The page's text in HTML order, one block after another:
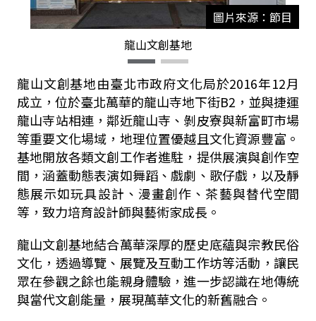
圖片來源：節目
龍山文創基地
龍山文創基地由臺北市政府文化局於2016年12月
成立，位於臺北萬華的龍山寺地下街B2 ，並與捷運
龍山寺站相連，鄰近龍山寺、剝皮寮與新富町市場
等重要文化場域，地理位置優越且文化資源豐富。
基地開放各類文創工作者進駐，提供展演與創作空
間，涵蓋動態表演如舞蹈、戲劇、歌仔戲，以及靜
態展示如玩具設計、漫畫創作、茶藝與替代空間
等，致力培育設計師與藝術家成長。
龍山文創基地結合萬華深厚的歷史底蘊與宗教民俗
文化，透過導覽、展覽及互動工作坊等活動，讓民
眾在參觀之餘也能親身體驗，進一步認識在地傳統
與當代文創能量，展現萬華文化的新舊融合。